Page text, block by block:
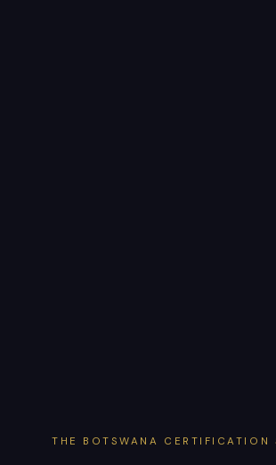
THE BOTSWANA CERTIFICATION